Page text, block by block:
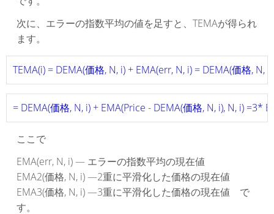
次に、エラーの指数平均の値を足すと、TEMAが得られ
ます。
TEMA(i) = DEMA(価格, N, i) + EMA(err, N, i) = DEMA(価格, N,
= DEMA(価格, N, i) + EMA(Price - DEMA(価格, N, i), N, i) =3*
ここで
EMA(err, N, i) — エラーの指数平均の現在値
EMA2(価格, N, i) —2重に平滑化した価格の現在値
EMA3(価格, N, i) —3重に平滑化した価格の現在値 で
す。